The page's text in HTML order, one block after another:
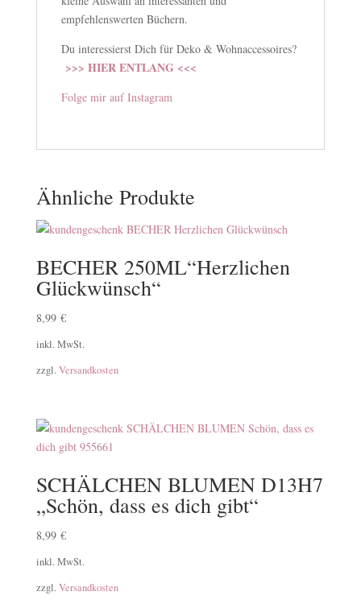
empfehlenswerten Büchern.
Du interessierst Dich für Deko & Wohnaccessoires?
>>> HIER ENTLANG <<<
Folge mir auf Instagram
Ähnliche Produkte
BECHER 250ML“Herzlichen
Glückwünsch“
8,99 €
inkl. MwSt.
zzgl. Versandkosten
SCHÄLCHEN BLUMEN D13H7
„Schön, dass es dich gibt“
8,99 €
inkl. MwSt.
zzgl. Versandkosten